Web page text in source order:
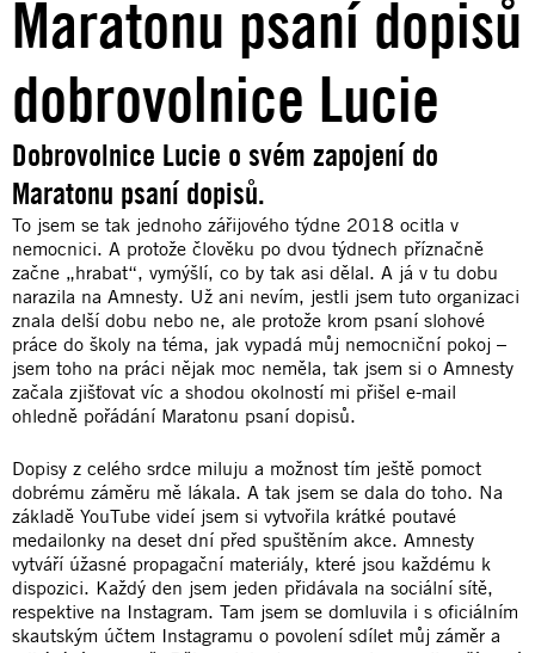
Maratonu psaní dopisů
dobrovolnice Lucie
Dobrovolnice Lucie o svém zapojení do
Maratonu psaní dopisů.
To jsem se tak jednoho zářijového týdne 2018 ocitla v
nemocnici. A protože člověku po dvou týdnech příznačně
začne „hrabat“, vymýšlí, co by tak asi dělal. A já v tu dobu
narazila na Amnesty. Už ani nevím, jestli jsem tuto organizaci
znala delší dobu nebo ne, ale protože krom psaní slohové
práce do školy na téma, jak vypadá můj nemocniční pokoj –
jsem toho na práci nějak moc neměla, tak jsem si o Amnesty
začala zjišťovat víc a shodou okolností mi přišel e-mail
ohledně pořádání Maratonu psaní dopisů.
Dopisy z celého srdce miluju a možnost tím ještě pomoct
dobrému záměru mě lákala. A tak jsem se dala do toho. Na
základě YouTube videí jsem si vytvořila krátké poutavé
medailonky na deset dní před spuštěním akce. Amnesty
vytváří úžasné propagační materiály, které jsou každému k
dispozici. Každý den jsem jeden přidávala na sociální sítě,
respektive na Instagram. Tam jsem se domluvila i s oficiálním
skautským účtem Instagramu o povolení sdílet můj záměr a